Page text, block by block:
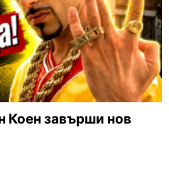
Коен завърши нов